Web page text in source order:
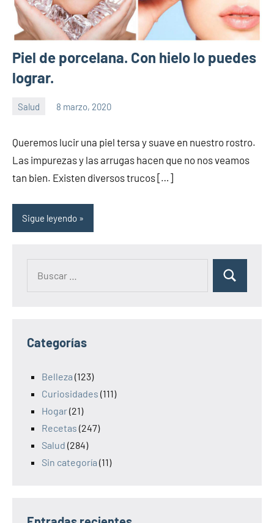
Piel de porcelana. Con hielo lo puedes
lograr.
Salud 8 marzo, 2020
la
salud
comentarios
Queremos lucir una piel tersa y suave en nuestro rostro.
Las impurezas y las arrugas hacen que no nos veamos
tan bien. Existen diversos trucos […]
Sigue leyendo
Categorías
Belleza (123)
Curiosidades (111)
Hogar(21)
Recetas (247)
Salud (284)
Sin categoría (11)